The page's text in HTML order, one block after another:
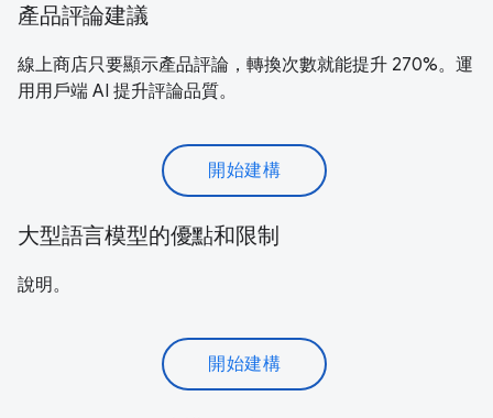
產品評論建議
線上商店只要顯示產品評論，轉換次數就能提升 270%。運
用用戶端 AI 提升評論品質。
開始建構
大型語言模型的優點和限制
說明。
開始建構